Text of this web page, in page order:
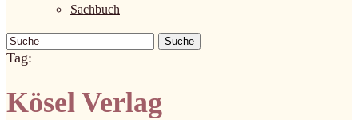
Sachbuch
Suche
Tag:
Kösel Verlag